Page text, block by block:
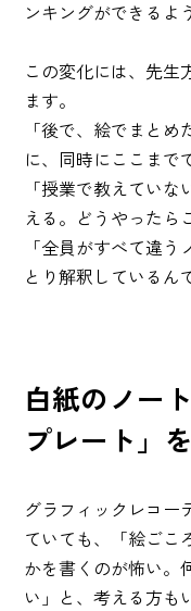
ンキングができるよ
この変化には、先生
ます。
「後で、絵でまと
に、同時にここまで
「授業で教えてい
える。どうやったら
「全員がすべて違
とり解釈しているん
白紙のノー
プレート」
グラフィックレコー
ていても、「絵ごこ
かを書くのが怖い。
い」と、考える方も